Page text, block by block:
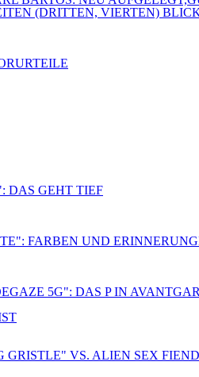
(DRITTEN, VIERTEN)
DAS GEHT TIEF
FARBEN UND
5G": DAS P IN
VS. ALIEN SEX